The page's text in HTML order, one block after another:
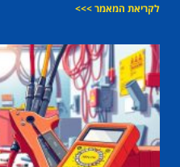
לקריאת המאמר >>>